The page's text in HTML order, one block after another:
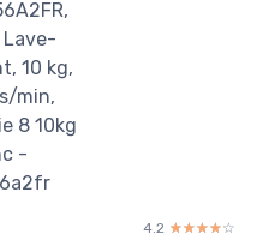
4.2 ☆☆☆☆☆
★★★★★